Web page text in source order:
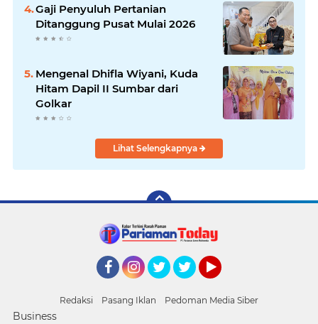
Gaji Penyuluh Pertanian
Ditanggung Pusat Mulai 2026
Mengenal Dhifla Wiyani, Kuda
Hitam Dapil II Sumbar dari
Golkar
Lihat Selengkapnya
Redaksi Pasang Iklan Pedoman Media Siber
Business